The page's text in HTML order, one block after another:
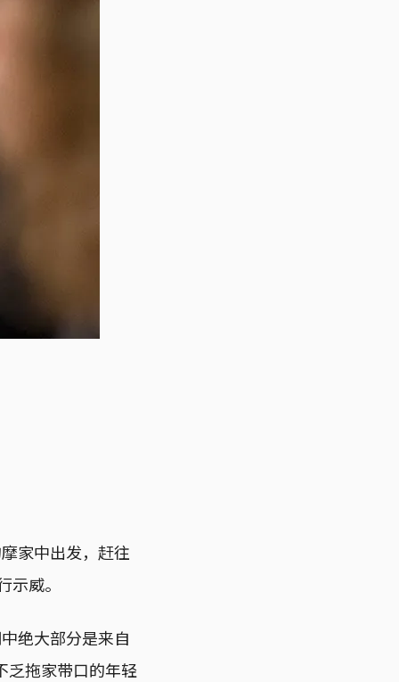
家中出发，赶往
威。
绝大部分是来自
乏拖家带口的年轻